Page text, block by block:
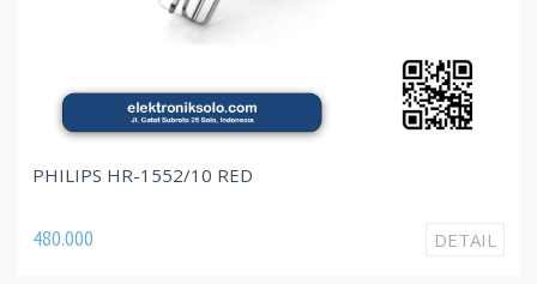
PHILIPS HR-1552/10 RED
480.000 DETAIL